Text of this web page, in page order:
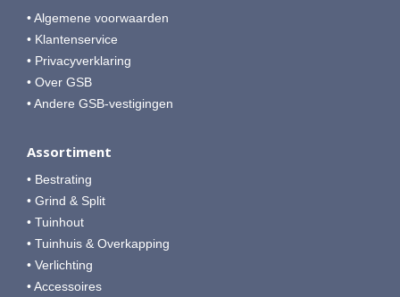
• Algemene voorwaarden
• Klantenservice
• Privacyverklaring
• Over GSB
• Andere GSB-vestigingen
Assortiment
• Bestrating
• Grind & Split
• Tuinhout
• Tuinhuis & Overkapping
• Verlichting
• Accessoires